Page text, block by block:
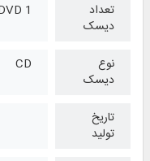
تعداد
دیسک
1 DVD
نوع
دیسک
CD
تاریخ
تولید